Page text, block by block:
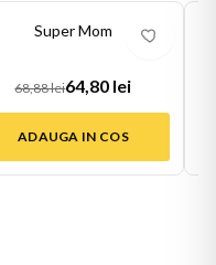
Super Mom
68,88 lei64,80 lei
ADAUGA IN COS